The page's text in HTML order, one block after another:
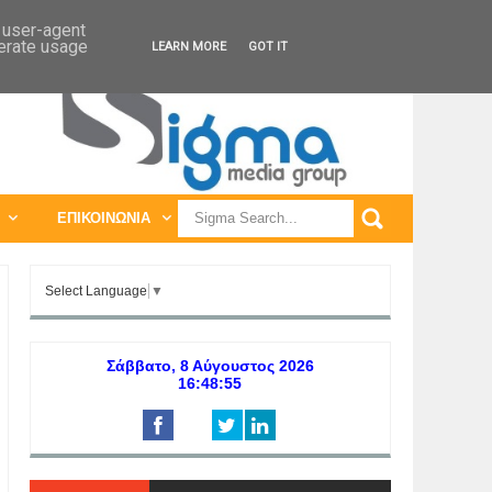
ΠΑΓΚΟΣΜΙΕΣ ΕΚΘΕΣΕΙΣ
ΕΠΙΚΟΙΝΩΝΙΑ
Select Language ▼
agent
usage LEARN MORE GOT IT